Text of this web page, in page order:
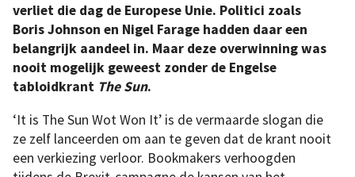
verliet die dag de Europese Unie. Politici zoals
Boris Johnson en Nigel Farage hadden daar een
belangrijk aandeel in. Maar deze overwinning was
nooit mogelijk geweest zonder de Engelse
tabloidkrant The Sun.
‘It is The Sun Wot Won It’ is de vermaarde slogan die
ze zelf lanceerden om aan te geven dat de krant nooit
een verkiezing verloor. Bookmakers verhoogden